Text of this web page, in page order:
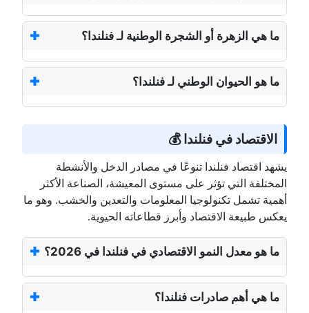
ما هي الزهرة أو الشجرة الوطنية لـ فنلندا؟
ما هو الحيوان الوطني لـ فنلندا؟
الاقتصاد في فنلندا 💰
يشهد اقتصاد فنلندا تنوعًا في مصادر الدخل والأنشطة
المختلفة التي تؤثر على مستوى المعيشة، الصناعة الأكثر
أهمية تشمل تكنولوجيا المعلومات والتعدين والخشب. وهو ما
يعكس طبيعة الاقتصاد وأبرز قطاعاته الحيوية.
ما هو معدل النمو الاقتصادي في فنلندا في 2026؟
ما هي أهم صادرات فنلندا؟